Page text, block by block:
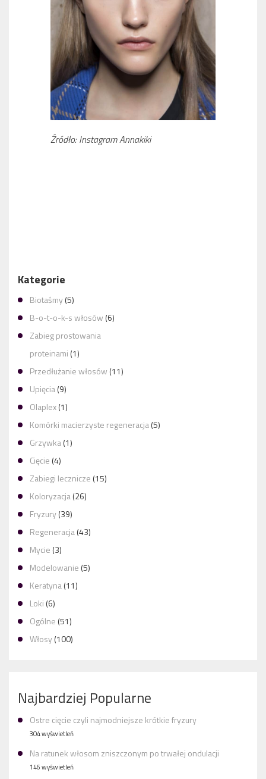
Źródło: Instagram Annakiki
Kategorie
Biotaśmy(5)
B-o-t-o-k-s włosów (6)
Zabieg prostowania
proteinami (1)
Przedłużanie włosów (11)
Upięcia(9)
Olaplex(1)
Komórki macierzyste regeneracja(5)
Grzywka(1)
Cięcie (4)
Zabiegi lecznicze (15)
Koloryzacja(26)
Fryzury(39)
Regeneracja(43)
Mycie (3)
Modelowanie (5)
Keratyna(11)
Loki (6)
Ogólne (51)
Włosy(100)
Najbardziej Popularne
Ostre cięcie czyli najmodniejsze krótkie fryzury
304 wyświetleń
Na ratunek włosom zniszczonym po trwałej ondulacji
146 wyświetleń